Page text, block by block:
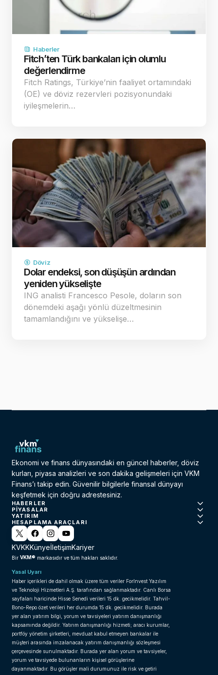
Haberler
Fitch’ten Türk bankaları için olumlu
değerlendirme
Fitch Ratings, Türkiye’nin faaliyet ortamındaki
(OE) ve döviz rezervleri pozisyonundaki
iyileşmelerin…
Döviz
Dolar endeksi, son düşüşün ardından
yeniden yükselişte
ING analisti Francesco Pesole, doların son
dönemdeki aşağı yönlü düzeltmesinin
tamamlandığını ve yükselişe…
Ekonomi ve finans dünyasındaki en güncel haberler, döviz
kurları, piyasa analizleri ve son dakika gelişmeleri için VKM
Finans’ı takip edin. Güvenilir bilgilerle finansal dünyayı
keşfetmek için doğru adrestesiniz.
HABERLER
PIYASALAR
YATIRIM
HESAPLAMA ARAÇLARI
KVKKKünyeİletişimKariyer
Bir VKM® markasıdır ve tüm hakları saklıdır.
Yasal Uyarı
Haber içerikleri de dahil olmak üzere tüm veriler ForInvest Yazılım
ve Teknoloji Hizmetleri A.Ş. tarafından sağlanmaktadır. Canlı Borsa
sayfaları haricinde Hisse Senedi verileri 15 dk. gecikmelidir. Tahvil-
Bono-Repo özet verileri her durumda 15 dk. gecikmelidir. Burada
yer alan yatırım bilgi, yorum ve tavsiyeleri yatırım danışmanlığı
kapsamında değildir. Yatırım danışmanlığı hizmeti; aracı kurumlar,
portföy yönetim şirketleri, mevduat kabul etmeyen bankalar ile
müşteri arasında imzalanacak yatırım danışmanlığı sözleşmesi
çerçevesinde sunulmaktadır. Burada yer alan yorum ve tavsiyeler,
yorum ve tavsiyede bulunanların kişisel görüşlerine
dayanmaktadır. Bu görüşler mali durumunuz ile risk ve getiri